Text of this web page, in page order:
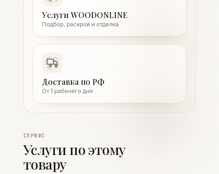
Услуги WOODONLINE
Подбор, раскрой и отделка
Доставка по РФ
От 1 рабочего дня
СЕРВИС
Услуги по этому
товару